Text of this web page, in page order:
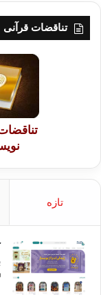
تناقضات قرآنی
تازه